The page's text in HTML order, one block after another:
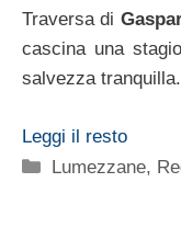
Traversa di
cascina una
salvezza tranquilla.
Leggi il resto
Categorie
Lumezzane,